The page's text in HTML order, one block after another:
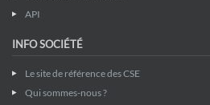
API
INFO SOCIÉTÉ
Le site de référence des CSE
Qui sommes-nous ?